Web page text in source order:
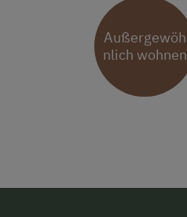
Außergewöh
nlich wohnen